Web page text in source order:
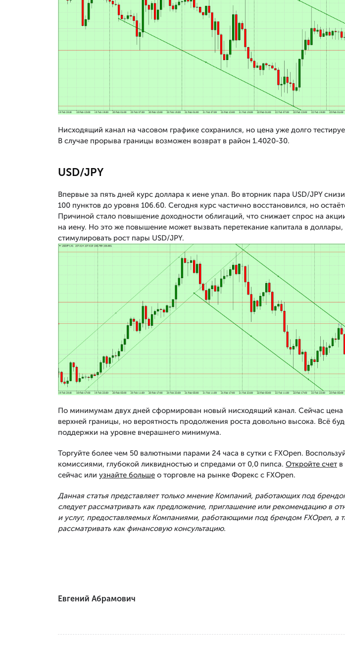
Нисходящий канал на часовом графике сохранился, но цена уже долго
В случае прорыва границы возможен возврат в район 1.4020-30.
USD/JPY
Впервые за пять дней курс доллара к иене упал. Во вторник пара USD/JPY
100 пунктов до уровня 106.60. Сегодня курс частично восстановился, но
Причиной стало повышение доходности облигаций, что снижает спрос на
на иену. Но это же повышение может вызвать перетекание капитала в доллары,
стимулировать рост пары USD/JPY.
По минимумам двух дней сформирован новый нисходящий канал. Сейчас цена
верхней границы, но вероятность продолжения роста довольно высока. Всё
поддержки на уровне вчерашнего минимума.
Торгуйте более чем 50 валютными парами 24 часа в сутки с FXOpen.
комиссиями, глубокой ликвидностью и спредами от 0,0 пипса. Откройте счет
сейчас или узнайте больше о торговле на рынке Форекс с FXOpen.
Данная статья представляет только мнение Компаний, работающих под
следует рассматривать как предложение, приглашение или рекомендацию в
и услуг, предоставляемых Компаниями, работающими под брендом FXOpen, а
рассматривать как финансовую консультацию.
Евгений Абрамович